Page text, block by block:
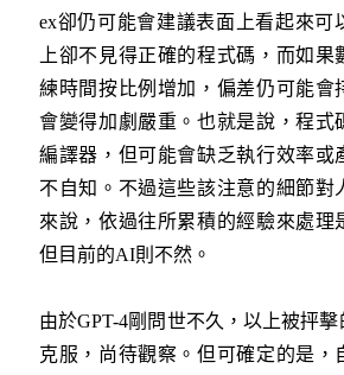
ex卻仍可能會建議表面上看起來可
上卻不見得正確的程式碼，而如果
練時間按比例增加，偏差仍可能會
會變得加劇嚴重。也就是說，程式
編譯器，但可能會缺乏執行效率或
不自知。不過這些該注意的細節對
來說，依過往所累積的經驗來處理
但目前的AI則不然。
由於GPT-4剛問世不久，以上被抨
克服，尚待觀察。但可確定的是，